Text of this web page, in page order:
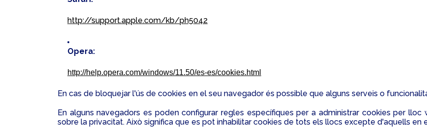
http://support.apple.com/kb/ph5042
Opera:
http://help.opera.com/windows/11.50/es-es/cookies.html
En cas de bloquejar l'ús de cookies en el seu navegador és possible que alguns serveis o
En alguns navegadors es poden configurar regles específiques per a administrar cookies per
sobre la privacitat. Això significa que es pot inhabilitar cookies de tots els llocs excepte d'aquells en